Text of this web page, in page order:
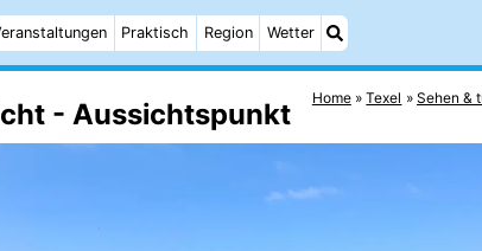
Praktisch Region Wetter
Home Texel Sehen &
- Aussichtspunkt